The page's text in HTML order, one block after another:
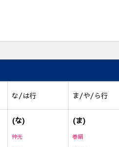
な/は行 ま/や/ら行
(な)
仲光
(ま)
巻絹